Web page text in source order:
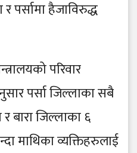
पर्सामा हैजाविरुद्ध
परिवार
पर्सा जिल्लाका सबै
बारा जिल्लाका ६
माथिका व्यक्तिहरुलाई